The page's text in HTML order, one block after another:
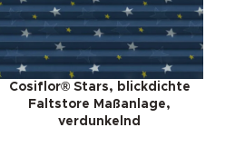
Cosiflor® Stars, blickdichte
Faltstore Maßanlage,
verdunkelnd